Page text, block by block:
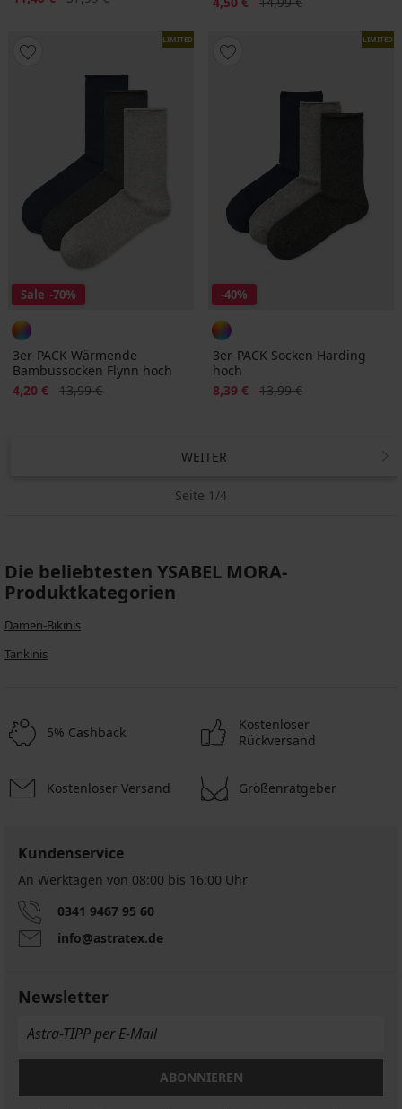
LIMITED
Sale -70%
3er-PACK Wärmende
Bambussocken Flynn hoch
Rabatt
4,20 € Alter Preis
13,99 €
LIMITED
-40%
3er-PACK Socken Harding
hoch
Rabatt
8,39 € Alter Preis
13,99 €
WEITER
Seite 1/4
Die beliebtesten YSABEL MORA-
Produktkategorien
Damen-Bikinis
Tankinis
5% Cashback
Kostenloser
Rückversand
Kostenloser Versand Größenratgeber
Kundenservice
An Werktagen von 08:00 bis 16:00 Uhr
0341 9467 95 60
info@astratex.de
Newsletter
ABONNIEREN